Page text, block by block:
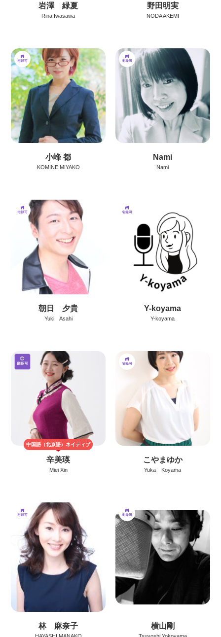
岩澤 緑夏
Rina Iwasawa
野田明実
NODA AKEMI
小峰 都
KOMINE MIYAKO
Nami
Nami
朝日 夕貴
Yuki Asahi
Y-koyama
Y-koyama
中国語（北京語）ネイティブ
辛美瑛
Miei Xin
こやまゆか
Yuka Koyama
林 麻奈子 横山剛